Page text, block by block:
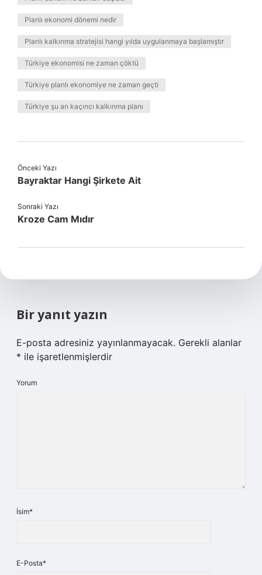
Planlı ekonomi dönemi nedir
Planlı kalkınma stratejisi hangi yılda uygulanmaya başlamıştır
Türkiye ekonomisi ne zaman çöktü
Türkiye planlı ekonomiye ne zaman geçti
Türkiye şu an kaçıncı kalkınma planı
Önceki Yazı
Bayraktar Hangi Şirkete Ait
Sonraki Yazı
Kroze Cam Mıdır
Bir yanıt yazın
E-posta adresiniz yayınlanmayacak. Gerekli alanlar
* ile işaretlenmişlerdir
Yorum
İsim*
E-Posta*